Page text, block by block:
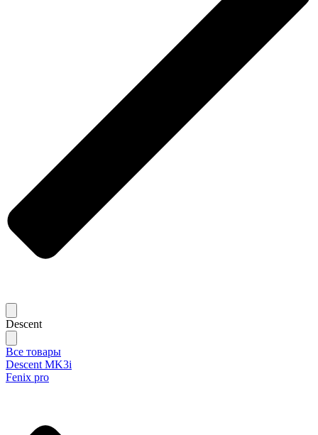
Descent
Все товары
Descent MK3i
Fenix pro